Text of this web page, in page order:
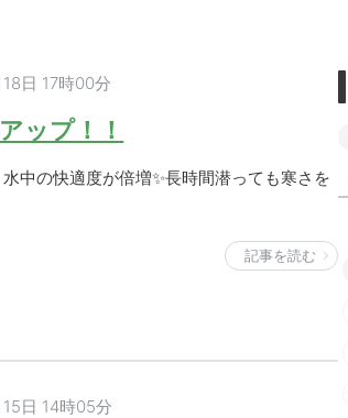
日 17時00分
ップ！！
中の快適度が倍増✨長時間潜っても寒さを
記事を読む
日 14時05分